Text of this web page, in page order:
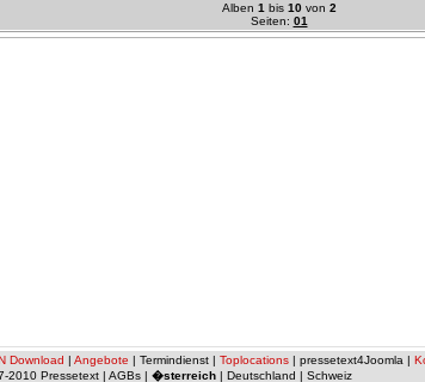
Alben 1 bis 10von 2
Seiten: 01
Download | Angebote | Termindienst | Toplocations| pressetext4Joomla |
2010 Pressetext | AGBs | �sterreich| Deutschland | Schweiz